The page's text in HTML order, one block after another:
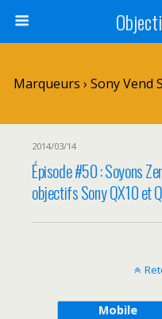
Marqueurs › Sony Vend
2014/03/14
Épisode #50 : Soyons
objectifs Sony QX10 et
Mobile